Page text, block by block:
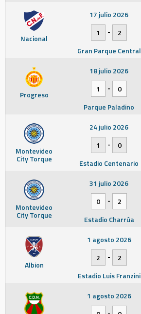
Nacional
17 julio 2026
1
-
2
Gran Parque Central
Progreso
18 julio 2026
1
-
0
Parque Paladino
Montevideo
City Torque
24 julio 2026
1
-
0
Estadio Centenario
Montevideo
City Torque
31 julio 2026
0
-
2
Estadio Charrúa
Albion
1 agosto 2026
2
-
2
Estadio Luis Franzini
1 agosto 2026